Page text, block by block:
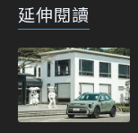
延伸閱讀